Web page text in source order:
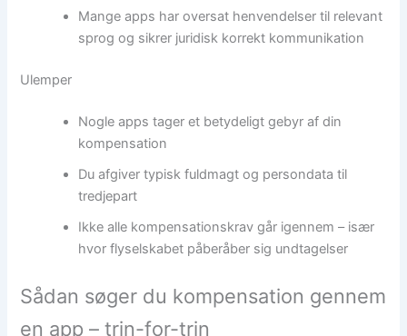
Mange apps har oversat henvendelser til relevant
sprog og sikrer juridisk korrekt kommunikation
Ulemper
Nogle apps tager et betydeligt gebyr af din
kompensation
Du afgiver typisk fuldmagt og persondata til
tredjepart
Ikke alle kompensationskrav går igennem – især
hvor flyselskabet påberåber sig undtagelser
Sådan søger du kompensation gennem
en app – trin-for-trin